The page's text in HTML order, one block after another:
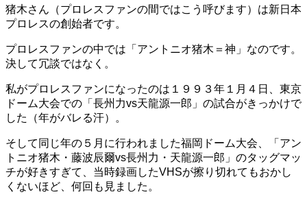
猪木さん（プロレスファンの間ではこう呼びます）は新日本
プロレスの創始者です。
プロレスファンの中では「アントニオ猪木＝神」なのです。
決して冗談ではなく。
私がプロレスファンになったのは１９９３年１月４日、東京
ドーム大会での「長州力vs天龍源一郎」の試合がきっかけで
した（年がバレる汗）。
そして同じ年の５月に行われました福岡ドーム大会、「アン
トニオ猪木・藤波辰爾vs長州力・天龍源一郎」のタッグマッ
チが好きすぎて、当時録画したVHSが擦り切れてもおかし
くないほど、何回も見ました。